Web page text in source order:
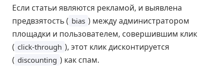
Если статьи являются рекламой, и выявлена
предвзятость ( bias ) между администратором
площадки и пользователем, совершившим клик
( click-through ), этот клик дисконтируется
( discounting ) как спам.